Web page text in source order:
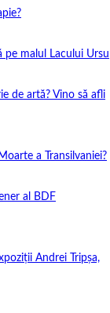
pe malul Lacului Ursu
de artă? Vino să afli
a Transilvaniei?
al BDF
Andrei Tripșa,